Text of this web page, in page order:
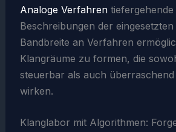
Analoge Verfahrentiefergehende
Beschreibungen der eingesetzten
Bandbreite an Verfahren
Klangräume zu formen, die
steuerbar als auch
wirken.
Klanglabor mit Algorithmen: